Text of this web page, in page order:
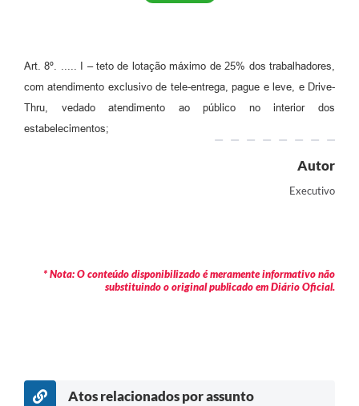
Art. 8º. ..... I – teto de lotação máximo de 25% dos trabalhadores,
com atendimento exclusivo de tele-entrega, pague e leve, e Drive-
Thru, vedado atendimento ao público no interior dos
estabelecimentos;
Autor
Executivo
* Nota: O conteúdo disponibilizado é meramente informativo não
substituindo o original publicado em Diário Oficial.
Atos relacionados por assunto